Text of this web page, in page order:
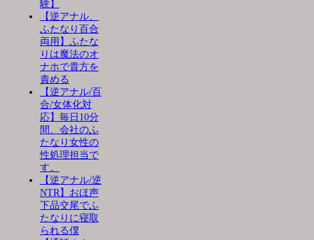
験】
【逆アナル、
ふたなり百合
両用】ふたな
りは魔法のオ
ナホで貴方を
責める
【逆アナル/百
合/女体化対
応】毎日10分
間、会社のふ
たなり女性の
性処理担当で
す。
【逆アナル/逆
NTR】おほ声
下品交尾でふ
たなりに寝取
られる僕